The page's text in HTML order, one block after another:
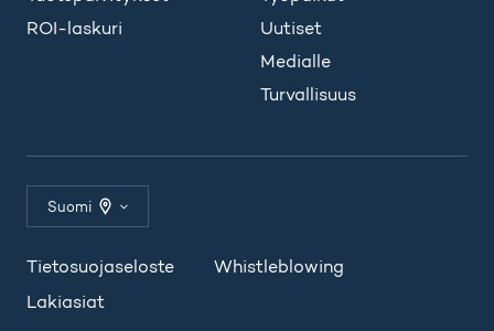
ROI-laskuri
Uutiset
Medialle
Turvallisuus
Suomi
Tietosuojaseloste
Whistleblowing
Lakiasiat